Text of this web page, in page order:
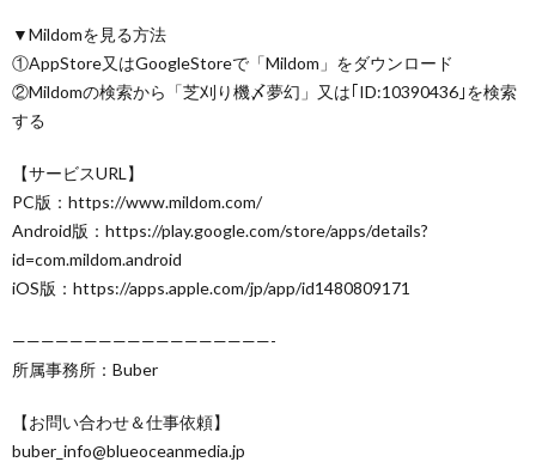
▼Mildomを見る方法
①AppStore又はGoogleStoreで「Mildom」をダウンロード
②Mildomの検索から「芝刈り機〆夢幻」又は｢ID:10390436｣を検索
する
【サービスURL】
PC版：https://www.mildom.com/
Android版：https://play.google.com/store/apps/details?
id=com.mildom.android
iOS版：https://apps.apple.com/jp/app/id1480809171
——————————————————-
所属事務所：Buber
【お問い合わせ＆仕事依頼】
buber_info@blueoceanmedia.jp